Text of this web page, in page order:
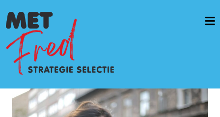
Vacatures & opdrachten